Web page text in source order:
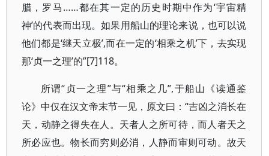
腊，罗马……都在其一定的历史时期中作为‘宇宙精
神’的代表而出现。如果用船山的理论来说，也可以说
他们都是‘继天立极’,而在一定的‘相乘之机’下，去实现
那‘贞一之理’的”[7]118。
所谓“贞一之理”与“相乘之几”,于船山《读通鉴
论》中仅在汉文帝末节一见，原文曰：“吉凶之消长在
天，动静之得失在人。天者人之所可待，而人者天之
所必应也。物长而穷则必消，人静而审则可动。故天